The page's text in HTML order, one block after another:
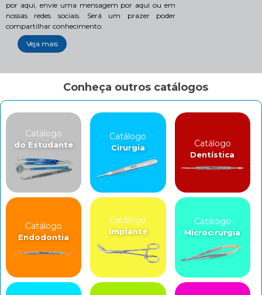
por aqui, envie uma mensagem por aqui ou em
nossas redes sociais. Será um prazer poder
compartilhar conhecimento.
Veja mais
Conheça outros catálogos
Catálogo
do Estudante
Catálogo
Cirurgia Catálogo
Dentística
Catálogo
Endodontia
Catálogo
Implante
Catálogo
Microcirurgia